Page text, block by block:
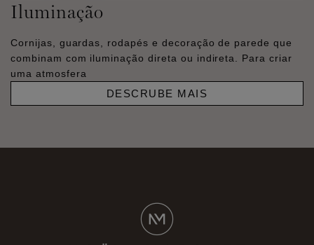
Iluminação
Cornijas, guardas, rodapés e decoração de parede que
combinam com iluminação direta ou indireta. Para criar
uma atmosfera
DESCRUBE MAIS